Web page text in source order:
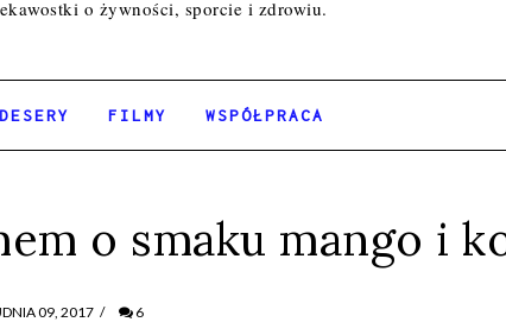
o żywności, sporcie i zdrowiu.
FILMY WSPÓŁPRACA
o smaku mango i
09, 2017 / 6